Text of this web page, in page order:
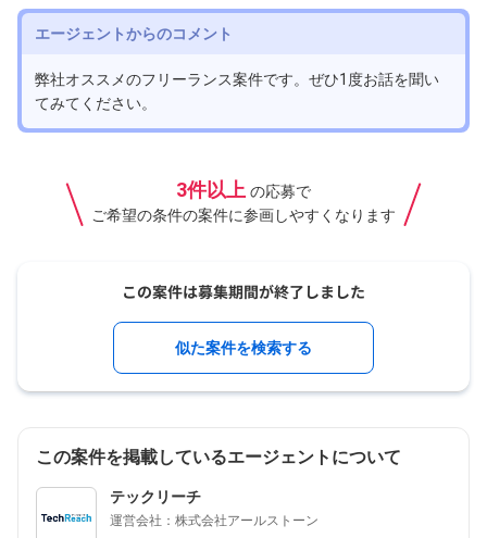
エージェントからのコメント
弊社オススメのフリーランス案件です。ぜひ1度お話を聞い
てみてください。
3件以上 の応募で
ご希望の条件の案件に参画しやすくなります
似た案件を検索する
この案件を掲載しているエージェントについて
テックリーチ
運営会社：株式会社アールストーン